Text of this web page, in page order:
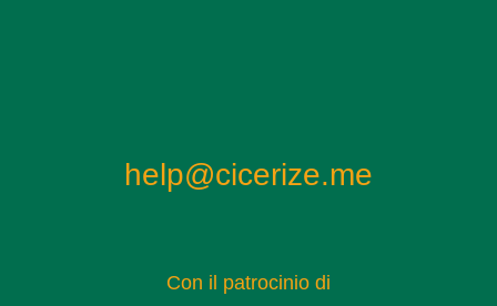
help@cicerize.me
Con il patrocinio di